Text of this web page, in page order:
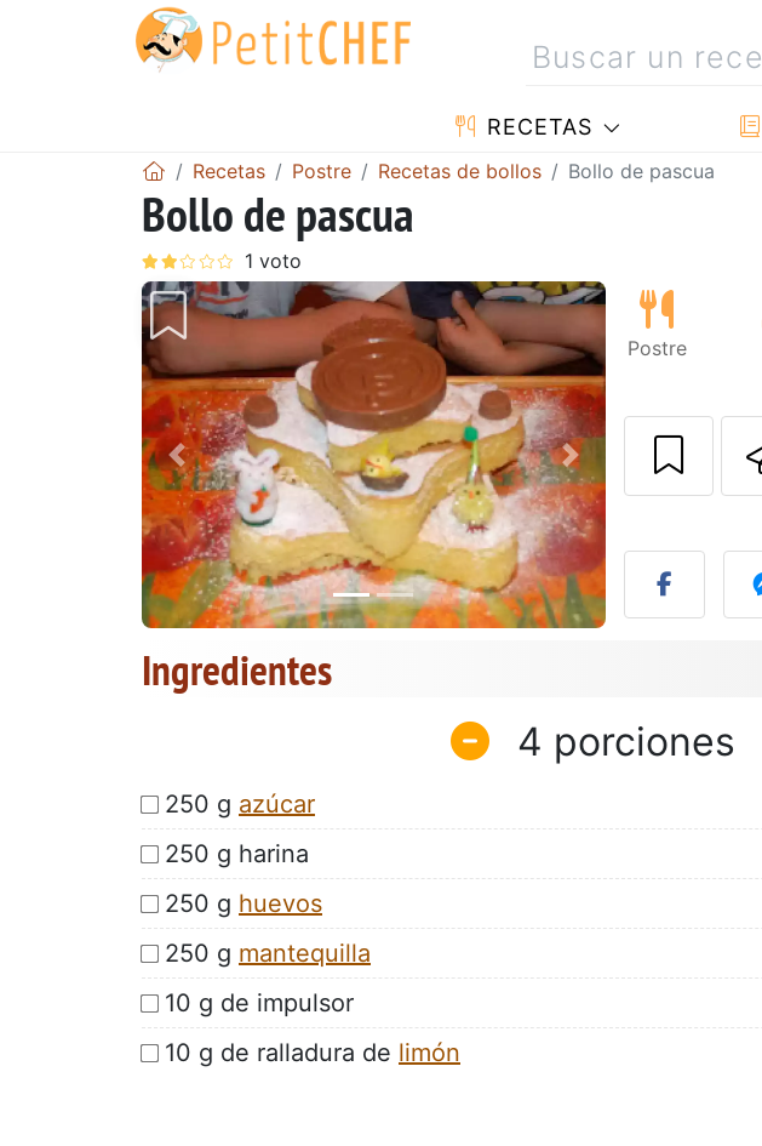
RECETAS
Recetas Postre Recetas de bollos Bollo de pascua
Bollo de pascua
Anterior Siguiente
Postre
Ingredientes
4
250 g azúcar
250 g harina
250 g huevos
250 g mantequilla
10 g de impulsor
10 g de ralladura de limón